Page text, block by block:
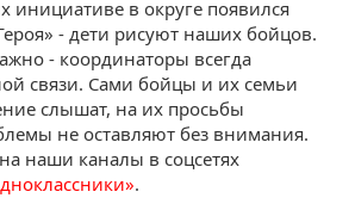
инициативе в округе появился
- дети рисуют наших бойцов.
- координаторы всегда
связи. Сами бойцы и их семьи
слышат, на их просьбы
не оставляют без внимания.
наши каналы в соцсетях
.